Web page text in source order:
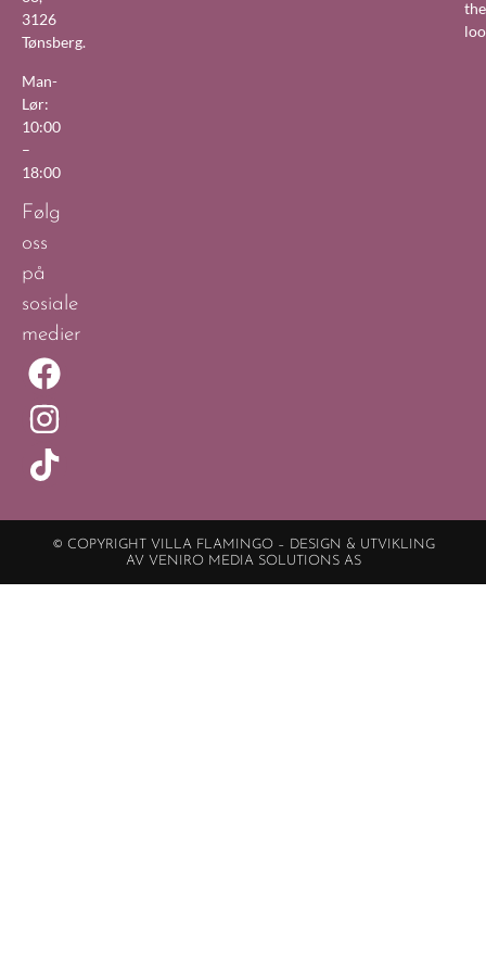
3126
Tønsberg.
Man-
Lør:
10:00
–
18:00
Følg
oss
på
sosiale
medier
the
© COPYRIGHT VILLA FLAMINGO – DESIGN & UTVIKLING
AV VENIRO MEDIA SOLUTIONS AS